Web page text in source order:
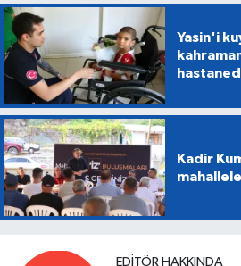
Yasin'i
Kadir
EDITÖR HAKKINDA